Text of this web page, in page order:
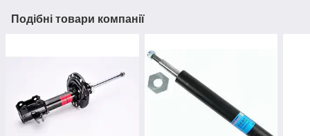
Подібні товари компанії